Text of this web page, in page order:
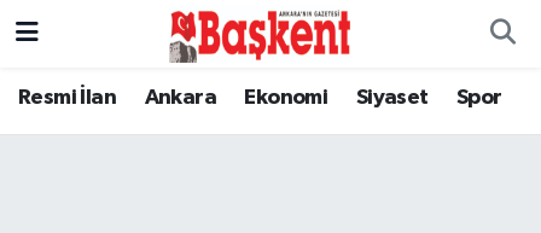
Resmi İlan Ankara Ekonomi Siyaset Spor